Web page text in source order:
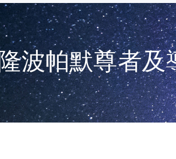
隆波帕默尊者及